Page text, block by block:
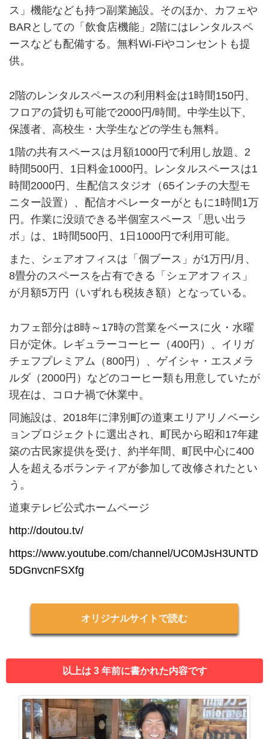
ス」機能なども持つ副業施設。そのほか、カフェや
BARとしての「飲食店機能」2階にはレンタルスペ
ースなども配備する。無料Wi-Fiやコンセントも提
供。
2階のレンタルスペースの利用料金は1時間150円、
フロアの貸切も可能で2000円/時間。中学生以下、
保護者、高校生・大学生などの学生も無料。
1階の共有スペースは月額1000円で利用し放題、2
時間500円、1日料金1000円。レンタルスペースは1
時間2000円、生配信スタジオ（65インチの大型モ
ニター設置）、配信オペレーターがともに1時間1万
円。作業に没頭できる半個室スペース「思い出ラ
ボ」は、1時間500円、1日1000円で利用可能。
また、シェアオフィスは「個ブース」が1万円/月、
8畳分のスペースを占有できる「シェアオフィス」
が月額5万円（いずれも税抜き額）となっている。
カフェ部分は8時～17時の営業をベースに火・水曜
日が定休。レギュラーコーヒー（400円）、イリガ
チェフプレミアム（800円）、ゲイシャ・エスメラ
ルダ（2000円）などのコーヒー類も用意していたが
現在は、コロナ禍で休業中。
同施設は、2018年に津別町の道東エリアリノベーシ
ョンプロジェクトに選出され、町民から昭和17年建
築の古民家提供を受け、約半年間、町民中心に400
人を超えるボランティアが参加して改修されたとい
う。
道東テレビ公式ホームページ
http://doutou.tv/
https://www.youtube.com/channel/UC0MJsH3UNTD
5DGnvcnFSXfg
オリジナルサイトで読む
以上は 3 年前に書かれた内容です